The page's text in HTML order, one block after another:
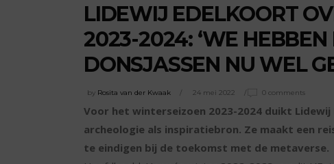
LIDEWIJ EDELKOORT
2023-2024: ‘WE HEBBEN
DONSJASSEN NU WEL
by Rosita van der Kwaak 24 mei 2022 0 comments
Voor het winterseizoen 2023-2024 duikt
archeologie als inspiratiebron. Ze maakt een
te eindigen bij de toekomst met de metaverse.